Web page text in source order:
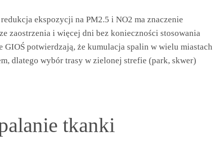
ekspozycji na PM2.5 i NO2 ma znaczenie
zaostrzenia i więcej dni bez konieczności stosowania
GIOŚ potwierdzają, że kumulacja spalin w wielu miastach
dlatego wybór trasy w zielonej strefie (park, skwer)
tkanki